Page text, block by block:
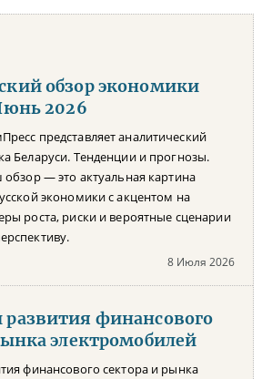
обзор экономики
2026
представляет аналитический
Беларуси. Тенденции и прогнозы.
— это актуальная картина
экономики с акцентом на
роста, риски и вероятные сценарии
8 Июля 2026
финансового
электромобилей
финансового сектора и рынка